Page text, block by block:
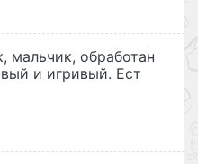
мальчик, обработан
и игривый. Ест